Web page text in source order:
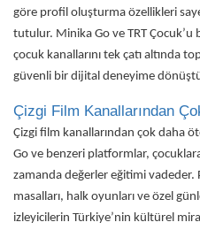
göre profil oluşturma özellikleri
tutulur. Minika Go ve TRT Çocuk’u
çocuk kanallarını tek çatı altında
güvenli bir dijital deneyime
Çizgi Film Kanallarından
Çizgi film kanallarından çok daha
Go ve benzeri platformlar,
zamanda değerler eğitimi vadeder.
masalları, halk oyunları ve özel
izleyicilerin Türkiye’nin kültürel